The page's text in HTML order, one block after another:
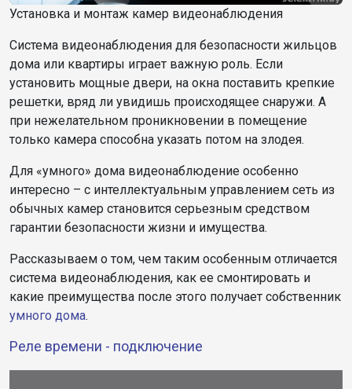
Установка и монтаж камер видеонаблюдения
Система видеонаблюдения для безопасности жильцов
дома или квартиры играет важную роль. Если
установить мощные двери, на окна поставить крепкие
решетки, вряд ли увидишь происходящее снаружи. А
при нежелательном проникновении в помещение
только камера способна указать потом на злодея.
Для «умного» дома видеонаблюдение особенно
интересно – с интеллектуальным управлением сеть из
обычных камер становится серьезным средством
гарантии безопасности жизни и имущества.
Рассказываем о том, чем таким особенным отличается
система видеонаблюдения, как ее смонтировать и
какие преимущества после этого получает собственник
умного дома.
Реле времени - подключение